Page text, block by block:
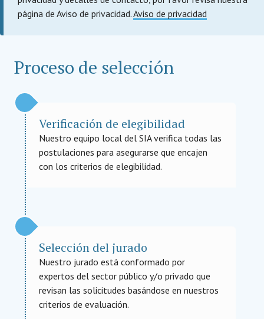
página de Aviso de privacidad.Aviso de privacidad
Proceso de selección
Verificación de elegibilidad
Nuestro equipo local del SIA verifica todas las
postulaciones para asegurarse que encajen
con los criterios de elegibilidad.
Selección del jurado
Nuestro jurado está conformado por
expertos del sector público y/o privado que
revisan las solicitudes basándose en nuestros
criterios de evaluación.